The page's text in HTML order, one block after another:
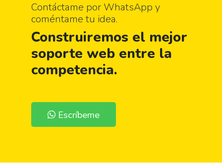
Contáctame por WhatsApp y
coméntame tu idea.
Construiremos el mejor
soporte web entre la
competencia.
Escríbeme